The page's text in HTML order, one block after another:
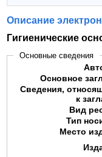
Описание
Гигиенические
Основные сведения
Основное
Сведения,
к
Вид
Тип
Место